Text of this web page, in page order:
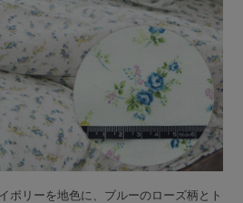
ボリーを地色に、ブルーのローズ柄とト